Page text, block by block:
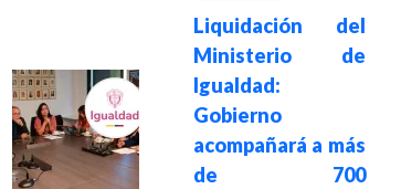
Liquidación del
Ministerio de
Igualdad:
Gobierno
acompañará a más
de 700